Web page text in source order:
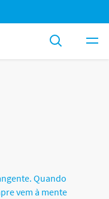
Quando
vem à mente